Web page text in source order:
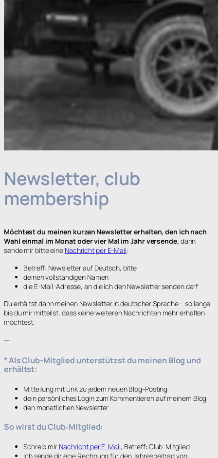
Newsletter, club
membership
Möchtest du meinen kurzen Newsletter erhalten, den ich nach
Wahl einmal im Monat oder vier Mal im Jahr versende, dann
sende mir bitte eine Nachricht per E-Mail:
Betreff: Newsletter auf Deutsch, bitte
deinen vollständigen Namen
die E-Mail-Adresse, an die ich den Newsletter senden darf
Du erhältst dann meinen Newsletter in deutscher Sprache – so lange,
bis du mir mitteilst, dass keine weiteren Nachrichten mehr erhalten
möchtest.
—
*Als Club-Mitglied unterstützst du meinen Blog und
erhältst:
Mitteilung mit Link zu jedem neuen Blog-Posting
dein persönliches Login zum Kommentieren auf meinem Blog
den monatlichen Newsletter
So wirst du Club-Mitglied:
Schreib mir Nachricht per E-Mail, Betreff: Club-Mitglied
Ich sende dir eine Rechnung für den Jahresbeitrag von